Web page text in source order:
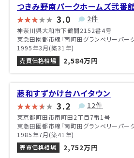
つきみ野南パークホームズ弐番
3.0 2件
神奈川県大和市下鶴間2152番4号
東急田園都市線「南町田グランベリーパー
1995年3月(築31年)
売買価格相場
2,584万円
藤和すずかけ台ハイタウン
3.2 12件
東京都町田市南町田2丁目7番1号
東急田園都市線「南町田グランベリーパー
1985年7月(築41年)
売買価格相場
2,752万円